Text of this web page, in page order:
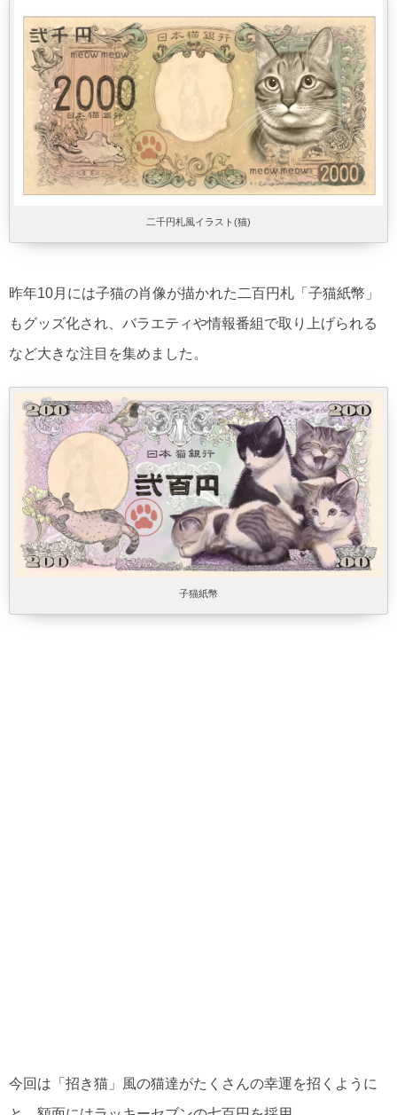
二千円札風イラスト(猫)
昨年10月には子猫の肖像が描かれた二百円札「子猫紙幣」
もグッズ化され、バラエティや情報番組で取り上げられる
など大きな注目を集めました。
子猫紙幣
今回は「招き猫」風の猫達がたくさんの幸運を招くように